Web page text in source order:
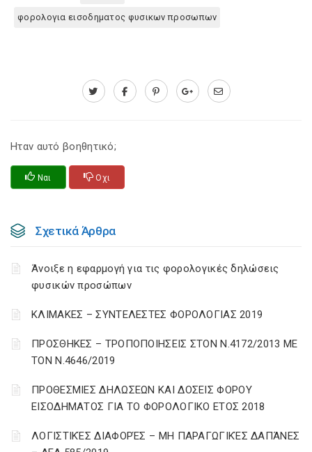
φορολογια εισοδηματος φυσικων προσωπων
Ηταν αυτό βοηθητικό;
Ναι Οχι
Σχετικά Άρθρα
Άνοιξε η εφαρμογή για τις φορολογικές δηλώσεις
φυσικών προσώπων
ΚΛΙΜΑΚΕΣ – ΣΥΝΤΕΛΕΣΤΕΣ ΦΟΡΟΛΟΓΙΑΣ 2019
ΠΡΟΣΘΗΚΕΣ – ΤΡΟΠΟΠΟΙΗΣΕΙΣ ΣΤΟΝ Ν.4172/2013 ΜΕ
ΤΟΝ Ν.4646/2019
ΠΡΟΘΕΣΜΙΕΣ ΔΗΛΩΣΕΩΝ ΚΑΙ ΔΟΣΕΙΣ ΦΟΡΟΥ
ΕΙΣΟΔΗΜΑΤΟΣ ΓΙΑ ΤΟ ΦΟΡΟΛΟΓΙΚΟ ΕΤΟΣ 2018
ΛΟΓΙΣΤΙΚΈΣ ΔΙΑΦΟΡΈΣ – ΜΗ ΠΑΡΑΓΩΓΙΚΈΣ ΔΑΠΆΝΕΣ